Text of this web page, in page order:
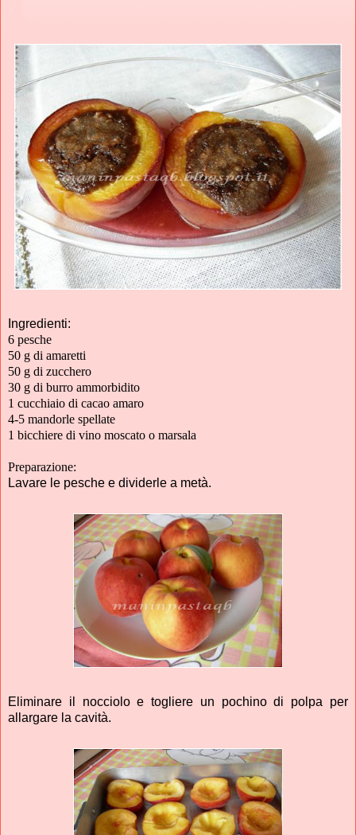
Ingredienti:
6 pesche
50 g di amaretti
50 g di zucchero
30 g di burro ammorbidito
1 cucchiaio di cacao amaro
4-5 mandorle spellate
1 bicchiere di vino moscato o marsala
Preparazione:
Lavare le pesche e dividerle a metà.
Eliminare il nocciolo e togliere un pochino di polpa per
allargare la cavità.